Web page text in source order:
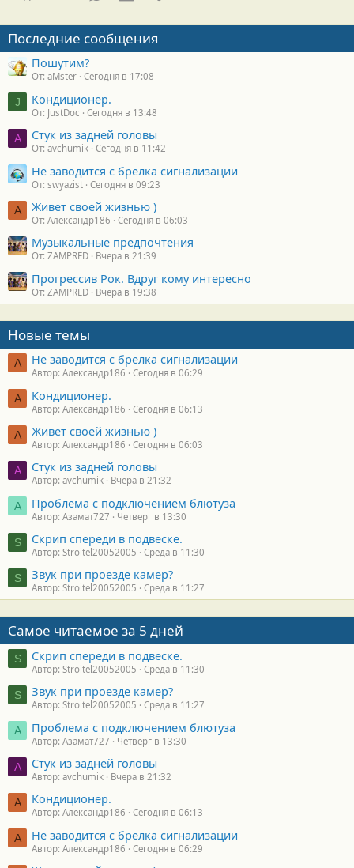
Последние сообщения
Пошутим?
От: aMster Сегодня в 17:08
J Кондиционер.
От: JustDoc Сегодня в 13:48
A Стук из задней головы
От: avchumik Сегодня в 11:42
Не заводится с брелка сигнализации
От: swyazist Сегодня в 09:23
А Живет своей жизнью )
От: Александр186 Сегодня в 06:03
Музыкальные предпочтения
От: ZAMPRED Вчера в 21:39
Прогрессив Рок. Вдруг кому интересно
От: ZAMPRED Вчера в 19:38
Новые темы
А Не заводится с брелка сигнализации
Автор: Александр186 Сегодня в 06:29
А Кондиционер.
Автор: Александр186 Сегодня в 06:13
А Живет своей жизнью )
Автор: Александр186 Сегодня в 06:03
A Стук из задней головы
Автор: avchumik Вчера в 21:32
А Проблема с подключением блютуза
Автор: Азамат727 Четверг в 13:30
S Скрип спереди в подвеске.
Автор: Stroitel20052005 Среда в 11:30
S Звук при проезде камер?
Автор: Stroitel20052005 Среда в 11:27
Самое читаемое за 5 дней
S Скрип спереди в подвеске.
Автор: Stroitel20052005 Среда в 11:30
S Звук при проезде камер?
Автор: Stroitel20052005 Среда в 11:27
А Проблема с подключением блютуза
Автор: Азамат727 Четверг в 13:30
A Стук из задней головы
Автор: avchumik Вчера в 21:32
А Кондиционер.
Автор: Александр186 Сегодня в 06:13
А Не заводится с брелка сигнализации
Автор: Александр186 Сегодня в 06:29